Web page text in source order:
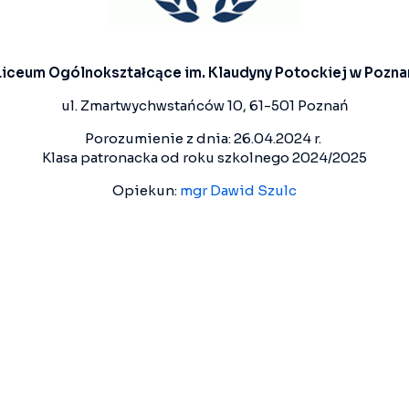
Ogólnokształcące im. Klaudyny Potockiej w
ul. Zmartwychwstańców 10, 61-501 Poznań
Porozumienie z dnia: 26.04.2024 r.
Klasa patronacka od roku szkolnego 2024/2025
Opiekun: mgr Dawid Szulc